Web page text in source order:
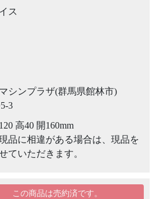
ス
シンプラザ(群馬県館林市)
3
高40 開160mm
品に相違がある場合は、現品を
ていただきます。
この商品は売約済です。